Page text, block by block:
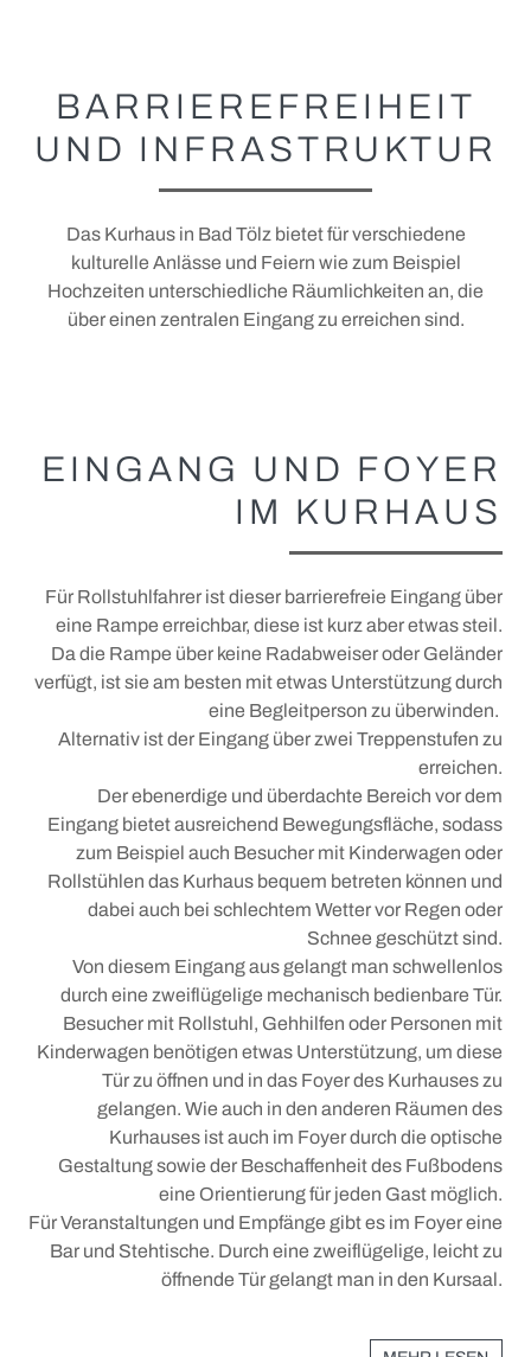
Marionettentheater & Planetarium
Von Mann bis Seidl
+
Thomas Mann in Bad Tölz
Thomas-Mann-Weg
Gabriel von Seidl
Konzerte & Kabarett
Knabenchor
Stadtkapelle
Tölzer Summer Sound
Tölzer Jazzkonzerte
KINDER UND FAMILIE
Der Blomberg
BARRIEREFREIHEIT
UND INFRASTRUKTUR
Das Kurhaus in Bad Tölz bietet für verschiedene
kulturelle Anlässe und Feiern wie zum Beispiel
Hochzeiten unterschiedliche Räumlichkeiten an, die
über einen zentralen Eingang zu erreichen sind.
EINGANG UND FOYER
IM KURHAUS
Für Rollstuhlfahrer ist dieser barrierefreie Eingang über
eine Rampe erreichbar, diese ist kurz aber etwas steil.
Da die Rampe über keine Radabweiser oder Geländer
verfügt, ist sie am besten mit etwas Unterstützung durch
eine Begleitperson zu überwinden.
Alternativ ist der Eingang über zwei Treppenstufen zu
erreichen.
Der ebenerdige und überdachte Bereich vor dem
Eingang bietet ausreichend Bewegungsfläche, sodass
zum Beispiel auch Besucher mit Kinderwagen oder
Rollstühlen das Kurhaus bequem betreten können und
dabei auch bei schlechtem Wetter vor Regen oder
Schnee geschützt sind.
Von diesem Eingang aus gelangt man schwellenlos
durch eine zweiflügelige mechanisch bedienbare Tür.
Besucher mit Rollstuhl, Gehhilfen oder Personen mit
Kinderwagen benötigen etwas Unterstützung, um diese
Tür zu öffnen und in das Foyer des Kurhauses zu
gelangen. Wie auch in den anderen Räumen des
Kurhauses ist auch im Foyer durch die optische
Gestaltung sowie der Beschaffenheit des Fußbodens
eine Orientierung für jeden Gast möglich.
Für Veranstaltungen und Empfänge gibt es im Foyer eine
Bar und Stehtische. Durch eine zweiflügelige, leicht zu
öffnende Tür gelangt man in den Kursaal.